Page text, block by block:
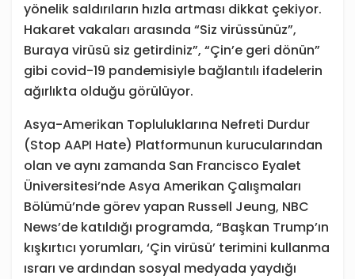
yönelik saldırıların hızla artması dikkat çekiyor.
Hakaret vakaları arasında “Siz virüssünüz”,
Buraya virüsü siz getirdiniz”, “Çin’e geri dönün”
gibi covid-19 pandemisiyle bağlantılı ifadelerin
ağırlıkta olduğu görülüyor.
Asya-Amerikan Topluluklarına Nefreti Durdur
(Stop AAPI Hate) Platformunun kurucularından
olan ve aynı zamanda San Francisco Eyalet
Üniversitesi’nde Asya Amerikan Çalışmaları
Bölümü’nde görev yapan Russell Jeung, NBC
News’de katıldığı programda, “Başkan Trump’ın
kışkırtıcı yorumları, ‘Çin virüsü’ terimini kullanma
ısrarı ve ardından sosyal medyada yaydığı